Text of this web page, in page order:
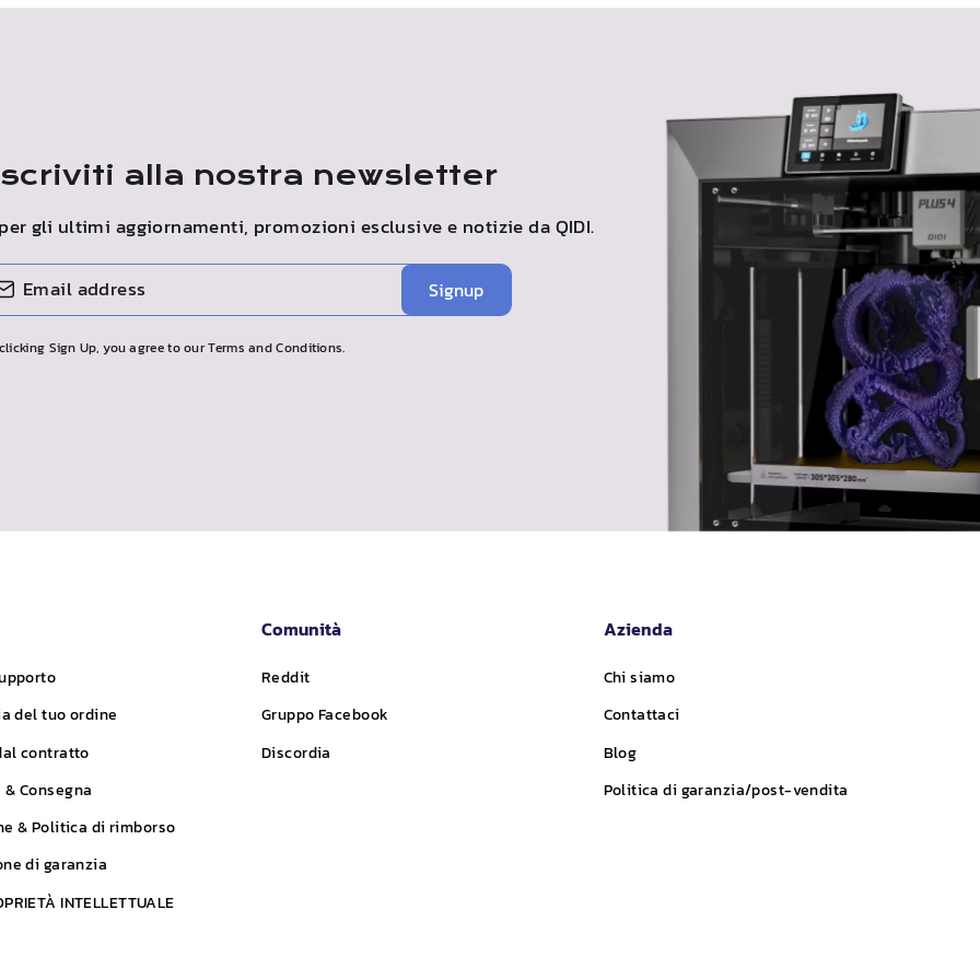
alla nostra newsletter
gli ultimi aggiornamenti, promozioni esclusive e notizie daQIDI.
Signup
Sign Up, you agree to our Terms and Conditions.
del tuo ordine
contratto
Consegna
& Politica di rimborso
di garanzia
INTELLETTUALE
Comunità
Reddit
Gruppo Facebook
Discordia
Azienda
Chi siamo
Contattaci
Blog
Politica di garanzia/post-vendita